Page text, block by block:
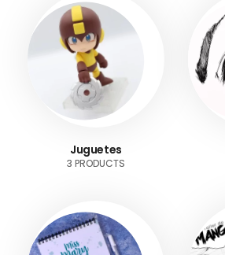
Juguetes
3 PRODUCTS